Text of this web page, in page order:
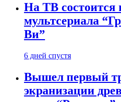
На ТВ состоится
мультсериала
Ви”
6 дней спустя
Вышел первый
экранизации